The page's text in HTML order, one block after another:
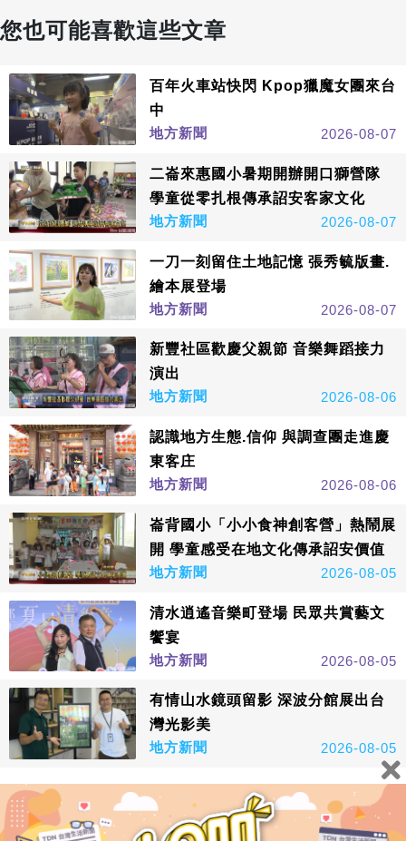
您也可能喜歡這些文章
百年火車站快閃 Kpop獵魔女團來台
中
地方新聞
2026-08-07
二崙來惠國小暑期開辦開口獅營隊
學童從零扎根傳承詔安客家文化
地方新聞
2026-08-07
一刀一刻留住土地記憶 張秀毓版畫.
繪本展登場
地方新聞
2026-08-07
新豐社區歡慶父親節 音樂舞蹈接力
演出
地方新聞
2026-08-06
認識地方生態.信仰 與調查團走進慶
東客庄
地方新聞
2026-08-06
崙背國小「小小食神創客營」熱鬧展
開 學童感受在地文化傳承詔安價值
地方新聞
2026-08-05
清水逍遙音樂町登場 民眾共賞藝文
饗宴
地方新聞
2026-08-05
有情山水鏡頭留影 深波分館展出台
灣光影美
地方新聞
2026-08-05
看更多